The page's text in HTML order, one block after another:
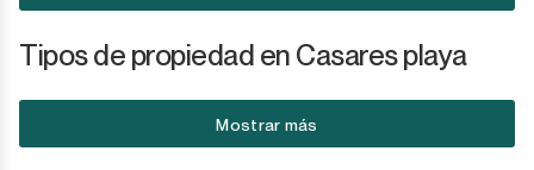
Tipos de propiedad en Casares playa
Mostrar más